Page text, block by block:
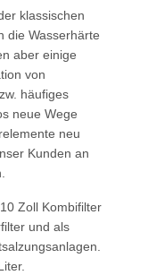
klassischen
die Wasserhärte
aber einige
von
häufiges
neue Wege
neu
Kunden an
Zoll Kombifilter
und als